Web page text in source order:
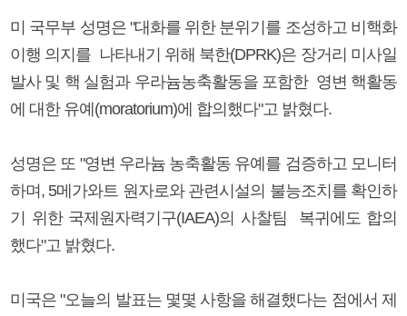
미 국무부 성명은 "대화를 위한 분위기를 조성하고 비핵화
이행 의지를 나타내기 위해 북한(DPRK)은 장거리 미사일
발사 및 핵 실험과 우라늄농축활동을 포함한 영변 핵활동
에 대한 유예(moratorium)에 합의했다"고 밝혔다.
성명은 또 "영변 우라늄 농축활동 유예를 검증하고 모니터
하며, 5메가와트 원자로와 관련시설의 불능조치를 확인하
기 위한 국제원자력기구(IAEA)의 사찰팀 복귀에도 합의
했다"고 밝혔다.
미국은 "오늘의 발표는 몇몇 사항을 해결했다는 점에서 제